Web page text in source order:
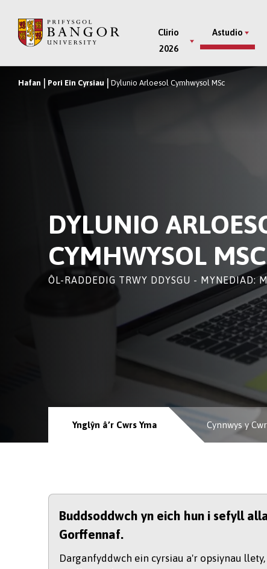
Main
Menu
Clirio
2026
Astudio
Breadcrumb
Hafan Pori Ein Cyrsiau Dylunio Arloesol Cymhwysol MSc
DYLUNIO
CYMHWYSOL MSC
ÔL-RADDEDIG TRWY DDYSGU - MYNEDIAD:
Ynglŷn â’r Cwrs Yma Cynnwys y
Buddsoddwch yn eich hun i sefyll
Gorffennaf.
Darganfyddwch ein cyrsiau a'r opsiynau